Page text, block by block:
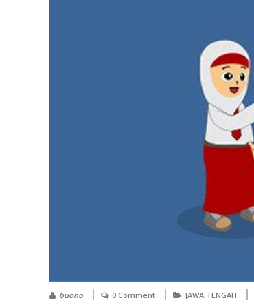
buono 0 Comment JAWA TENGAH